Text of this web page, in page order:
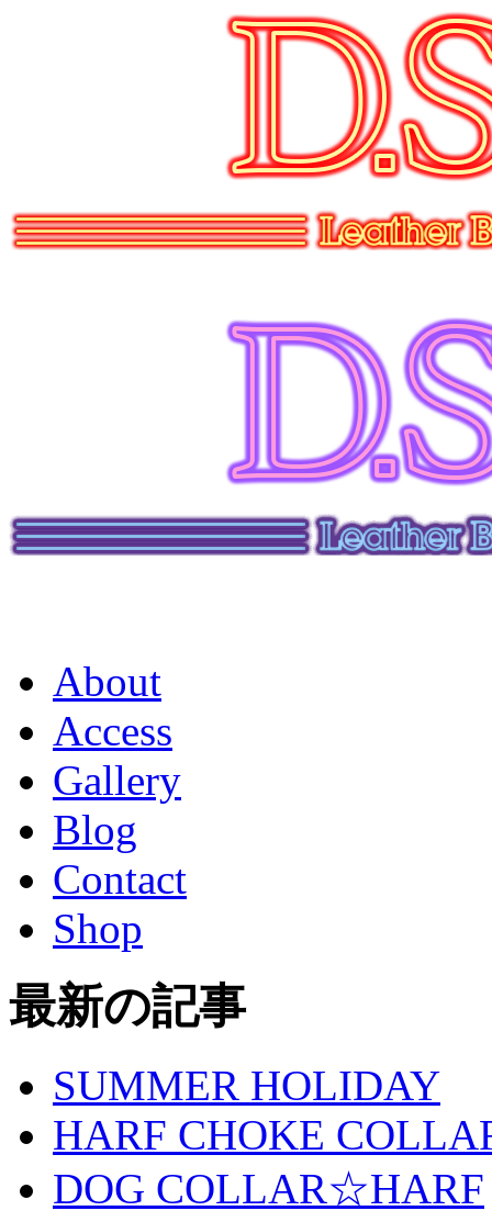
About
Access
Gallery
Blog
Contact
Shop
最新の記事
SUMMER HOLIDAY
HARF CHOKE
DOG COLLAR☆HARF